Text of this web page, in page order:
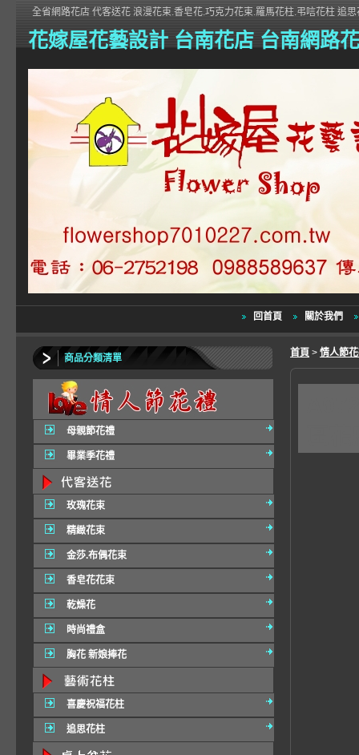
花嫁屋花藝設計 台南花店 台南網路
全省網路花店 代客送花 浪漫花束.香皂花.巧克力花束.羅馬花柱.弔唁花柱 追
回首頁 關於我們
商品分類清單
母親節花禮
畢業季花禮
玫瑰花束
精緻花束
金莎.布偶花束
香皂花花束
乾燥花
時尚禮盒
胸花 新娘捧花
喜慶祝福花柱
追思花柱
首頁 > 情人節